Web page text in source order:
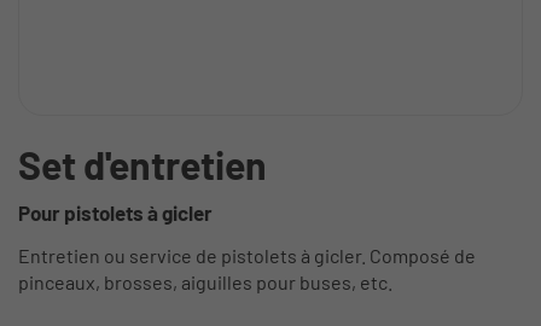
Set d'entretien
Pour pistolets à gicler
Entretien ou service de pistolets à gicler. Composé de
pinceaux, brosses, aiguilles pour buses, etc.